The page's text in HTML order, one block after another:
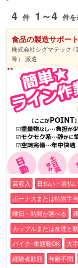
4 件 1～4 件を
食品の製造サポート
株式会社シグマテック /
等） 派遣
高収入 日払い・週払
ボーナスまたは特別手
曜日・時間が選べる
カップルまたは友達と
バイク･車通勤OK
大
経験者歓迎
年齢不問